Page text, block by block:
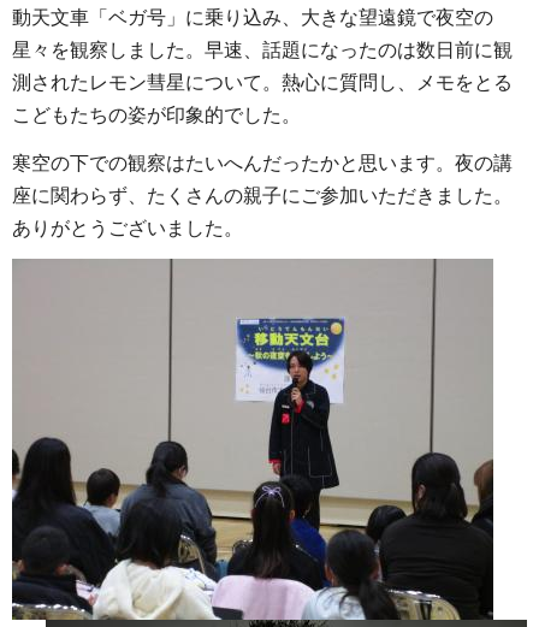
動天文車「ベガ号」に乗り込み、大きな望遠鏡で夜空の
星々を観察しました。早速、話題になったのは数日前に観
測されたレモン彗星について。熱心に質問し、メモをとる
こどもたちの姿が印象的でした。
寒空の下での観察はたいへんだったかと思います。夜の講
座に関わらず、たくさんの親子にご参加いただきました。
ありがとうございました。